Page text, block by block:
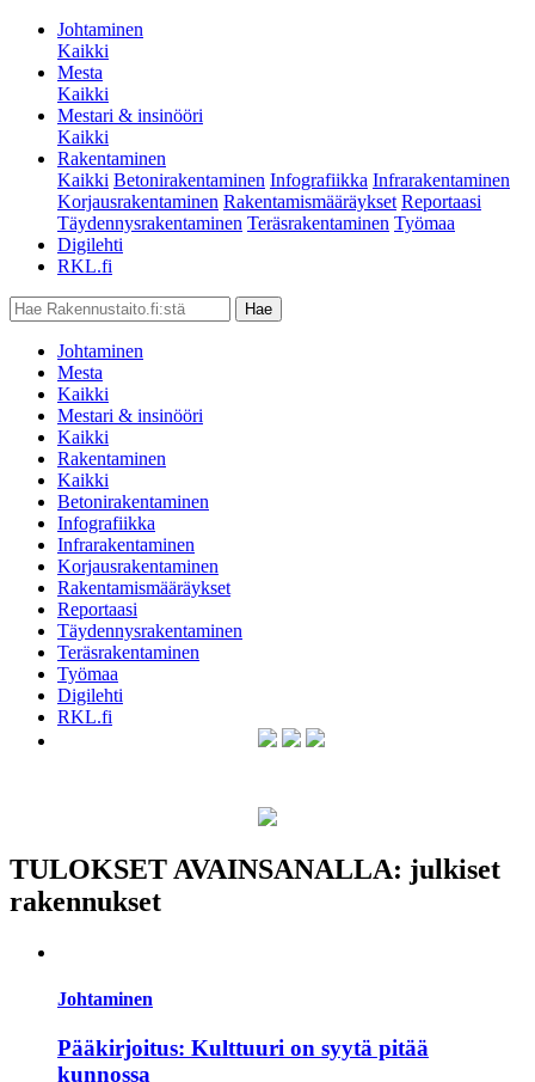
Johtaminen
Kaikki
Mesta
Kaikki
Mestari & insinööri
Kaikki
Rakentaminen
Kaikki Betonirakentaminen Infografiikka Infrarakentaminen
Korjausrakentaminen Rakentamismääräykset Reportaasi
Täydennysrakentaminen Teräsrakentaminen Työmaa
Digilehti
RKL.fi
Johtaminen
Mesta
Kaikki
Mestari & insinööri
Kaikki
Rakentaminen
Kaikki
Betonirakentaminen
Infografiikka
Infrarakentaminen
Korjausrakentaminen
Rakentamismääräykset
Reportaasi
Täydennysrakentaminen
Teräsrakentaminen
Työmaa
Digilehti
RKL.fi
TULOKSET AVAINSANALLA: julkiset
rakennukset
Johtaminen
Pääkirjoitus: Kulttuuri on syytä pitää
kunnossa